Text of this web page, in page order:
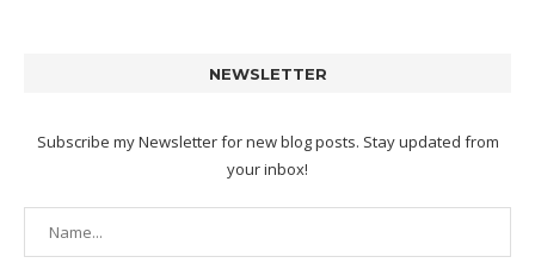
NEWSLETTER
Subscribe my Newsletter for new blog posts. Stay updated from
your inbox!